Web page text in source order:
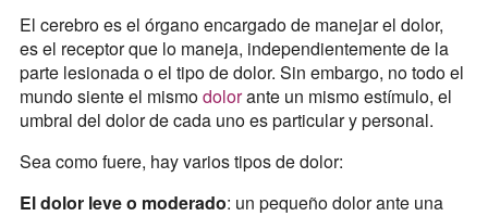
El cerebro es el órgano encargado de manejar el dolor,
es el receptor que lo maneja, independientemente de la
parte lesionada o el tipo de dolor. Sin embargo, no todo el
mundo siente el mismodolorante un mismo estímulo, el
umbral del dolor de cada uno es particular y personal.
Sea como fuere, hay varios tipos de dolor:
El dolor leve o moderado: un pequeño dolor ante una